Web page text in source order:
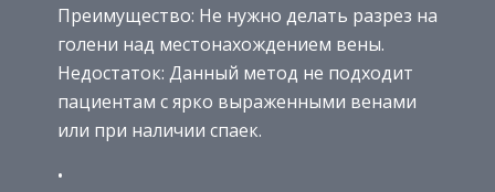
Преимущество: Не нужно делать разрез на
голени над местонахождением вены.
Недостаток: Данный метод не подходит
пациентам с ярко выраженными венами
или при наличии спаек.